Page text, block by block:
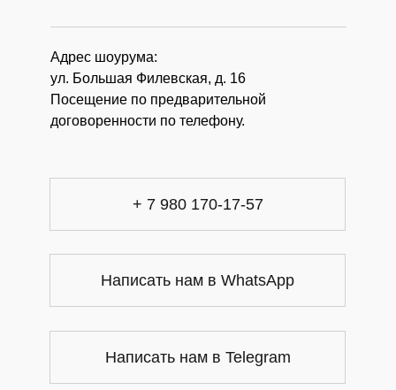
Адрес шоурума:
ул. Большая Филевская, д. 16
Посещение по предварительной
договоренности по телефону.
+ 7 980 170-17-57
Написать нам в WhatsApp
Написать нам в Telegram